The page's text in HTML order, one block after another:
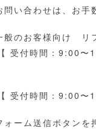
い合わせは、お手
のお客様向け リ
【 受付時間：9:00〜
【 受付時間：9:00〜
ーム送信ボタンを